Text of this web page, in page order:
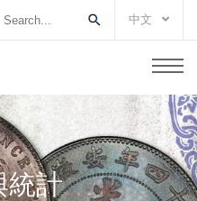
中文
統計